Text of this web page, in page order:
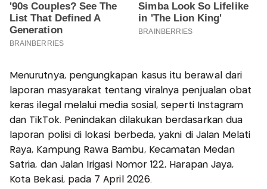
Menurutnya, pengungkapan kasus itu berawal dari
laporan masyarakat tentang viralnya penjualan obat
keras ilegal melalui media sosial, seperti Instagram
dan TikTok. Penindakan dilakukan berdasarkan dua
laporan polisi di lokasi berbeda, yakni di Jalan Melati
Raya, Kampung Rawa Bambu, Kecamatan Medan
Satria, dan Jalan Irigasi Nomor 122, Harapan Jaya,
Kota Bekasi, pada 7 April 2026.